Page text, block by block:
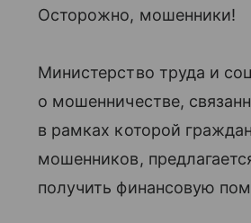
Осторожно, мошенники!
Министерство труда и
о мошенничестве,
в рамках которой
мошенников,
получить финансовую